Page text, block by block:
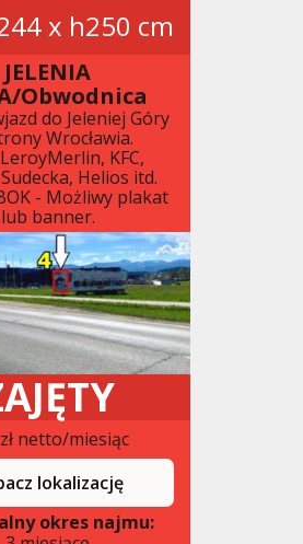
x h250 cm
JELENIA
Obwodnica
do Jeleniej Góry
Wrocławia.
KFC,
Helios itd.
- Możliwy plakat
lub banner.
zł netto/miesiąc
lokalizację
okres najmu: